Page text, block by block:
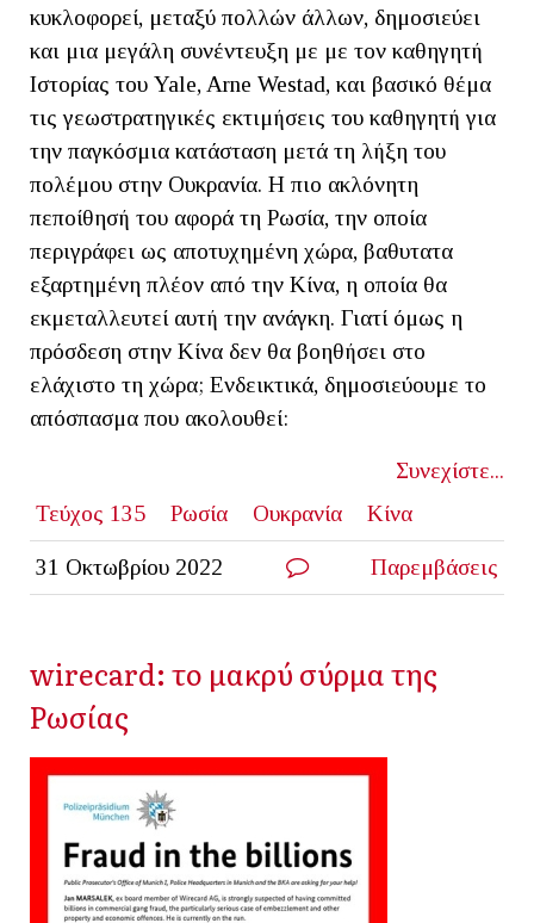
κυκλοφορεί, μεταξύ πολλών άλλων, δημοσιεύει
και μια μεγάλη συνέντευξη με με τον καθηγητή
Ιστορίας του Yale, Arne Westad, και βασικό θέμα
τις γεωστρατηγικές εκτιμήσεις του καθηγητή για
την παγκόσμια κατάσταση μετά τη λήξη του
πολέμου στην Ουκρανία. Η πιο ακλόνητη
πεποίθησή του αφορά τη Ρωσία, την οποία
περιγράφει ως αποτυχημένη χώρα, βαθυτατα
εξαρτημένη πλέον από την Κίνα, η οποία θα
εκμεταλλευτεί αυτή την ανάγκη. Γιατί όμως η
πρόσδεση στην Κίνα δεν θα βοηθήσει στο
ελάχιστο τη χώρα; Ενδεικτικά, δημοσιεύουμε το
απόσπασμα που ακολουθεί:
Συνεχίστε...
Τεύχος 135
Ρωσία Ουκρανία Κίνα
31 Οκτωβρίου 2022 Παρεμβάσεις
wirecard: το μακρύ σύρμα της
Ρωσίας